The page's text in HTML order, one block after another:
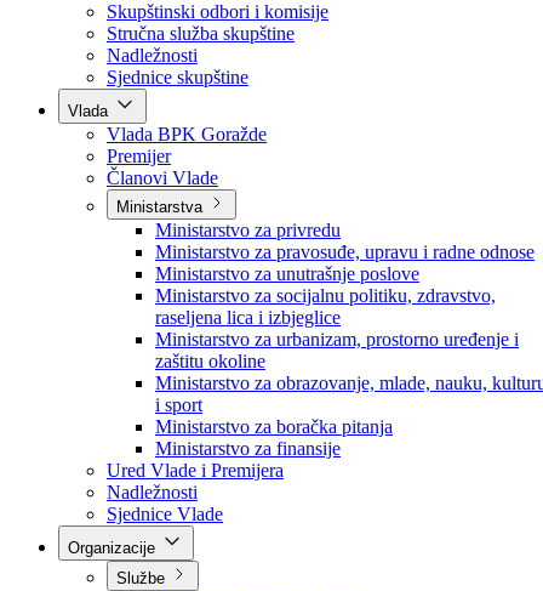
Poslanici po strankama
Poslanici po klubovima naroda
Kolegij skupštine
Skupštinski odbori i komisije
Stručna služba skupštine
Nadležnosti
Sjednice skupštine
Vlada
Vlada BPK Goražde
Premijer
Članovi Vlade
Ministarstva
Ministarstvo za privredu
Ministarstvo za pravosuđe, upravu i radne odnose
Ministarstvo za unutrašnje poslove
Ministarstvo za socijalnu politiku, zdravstvo,
raseljena lica i izbjeglice
Ministarstvo za urbanizam, prostorno uređenje i
zaštitu okoline
Ministarstvo za obrazovanje, mlade, nauku,
i sport
Ministarstvo za boračka pitanja
Ministarstvo za finansije
Ured Vlade i Premijera
Nadležnosti
Sjednice Vlade